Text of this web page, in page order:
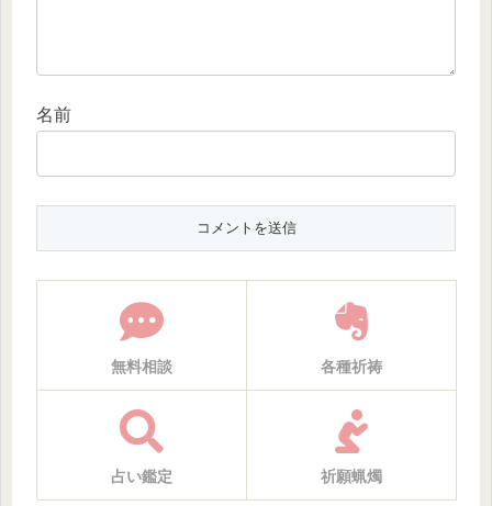
名前
無料相談 各種祈祷
占い鑑定 祈願蝋燭